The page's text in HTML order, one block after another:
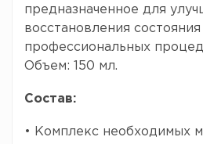
предназначенное для
восстановления
профессиональных
Объем: 150 мл.
Состав:
• Комплекс необходимых